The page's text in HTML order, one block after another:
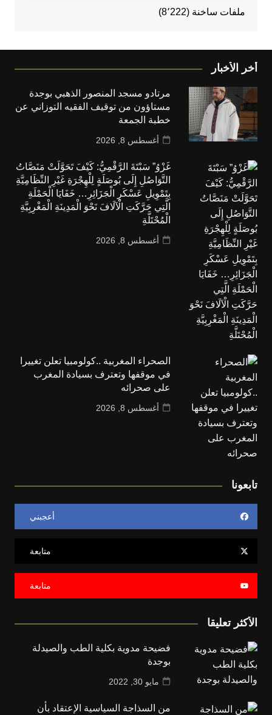
ملفات ساخنة (8٬222)
أخر الأخبار
مرتادو مسجد المنصور الذهبي بوجدة
مستاؤون من توقيف الفقيه التوزاني عن
خطبة الجمعة
أغسطس 8, 2026
غَزْوُ” سَبْتَةَ الرَّقْمِيُّ: كَيْفَ تَحَوَّلَتْ مَنَصَّاتُ
التَّوَاصُلِ إِلَى بُوصَلَةٍ لِلْهِجْرَةِ غَيْرِ النِّظَامِيَّةِ
بِتَمْوِيلِ عَسْكَرِ الْجَزَائِرِ… خَفَايَا الْحَمْلَةِ
الَّتِي حَرَّكَتِ الْآلَافَ نَحْوَ الْمَدِينَةِ الْمَغْرِبِيَّةِ
الْمُحْتَلَّةِ
أغسطس 8, 2026
الصحراء المغربية ..كولومبيا تعلن تغييرا
في موقفها وتعترف بسيادة المغرب
على صحرائه
أغسطس 8, 2026
تابعونا
أعجبني
متابعة
متابعة
الأكثر تعليقا
فضيحة مدوية بكلية الطب والصيدلة
بوجدة
مايو 30, 2022
من السذاجة السياسية الإعتقاد بأن